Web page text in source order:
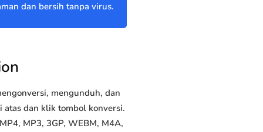
dan bersih tanpa virus.
mengunduh, dan
atas dan klik tombol konversi.
MP3, 3GP, WEBM, M4A,